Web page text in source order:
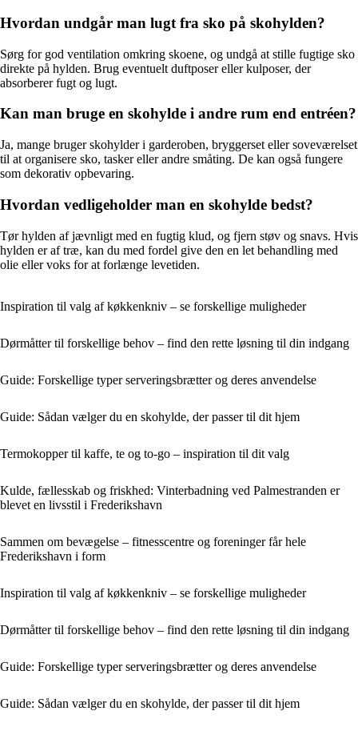
Hvordan undgår man lugt fra sko på skohylden?
Sørg for god ventilation omkring skoene, og undgå at stille fugtige sko
direkte på hylden. Brug eventuelt duftposer eller kulposer, der
absorberer fugt og lugt.
Kan man bruge en skohylde i andre rum end entréen?
Ja, mange bruger skohylder i garderoben, bryggerset eller soveværelset
til at organisere sko, tasker eller andre småting. De kan også fungere
som dekorativ opbevaring.
Hvordan vedligeholder man en skohylde bedst?
Tør hylden af jævnligt med en fugtig klud, og fjern støv og snavs. Hvis
hylden er af træ, kan du med fordel give den en let behandling med
olie eller voks for at forlænge levetiden.
Inspiration til valg af køkkenkniv – se forskellige muligheder
Dørmåtter til forskellige behov – find den rette løsning til din indgang
Guide: Forskellige typer serveringsbrætter og deres anvendelse
Guide: Sådan vælger du en skohylde, der passer til dit hjem
Termokopper til kaffe, te og to-go – inspiration til dit valg
Kulde, fællesskab og friskhed: Vinterbadning ved Palmestranden er
blevet en livsstil i Frederikshavn
Sammen om bevægelse – fitnesscentre og foreninger får hele
Frederikshavn i form
Inspiration til valg af køkkenkniv – se forskellige muligheder
Dørmåtter til forskellige behov – find den rette løsning til din indgang
Guide: Forskellige typer serveringsbrætter og deres anvendelse
Guide: Sådan vælger du en skohylde, der passer til dit hjem